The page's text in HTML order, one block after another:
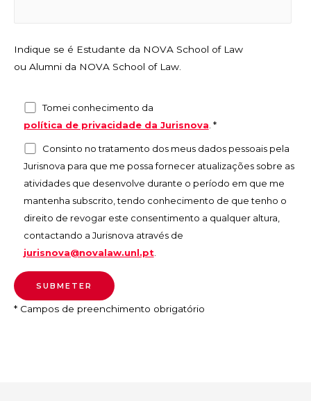
Indique se é Estudante da NOVA School of Law
ou Alumni da NOVA School of Law.
Tomei conhecimento da
política de privacidade da Jurisnova *
Consinto no tratamento dos meus dados pessoais pela
Jurisnova para que me possa fornecer atualizações sobre as
atividades que desenvolve durante o período em que me
mantenha subscrito, tendo conhecimento de que tenho o
direito de revogar este consentimento a qualquer altura,
contactando a Jurisnova através de
jurisnova@novalaw.unl.pt.
* Campos de preenchimento obrigatório